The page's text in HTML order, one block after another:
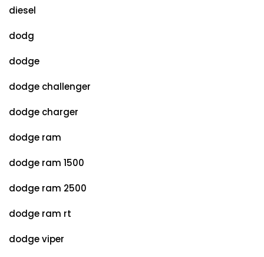
diesel
dodg
dodge
dodge challenger
dodge charger
dodge ram
dodge ram 1500
dodge ram 2500
dodge ram rt
dodge viper